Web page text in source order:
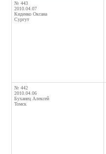
№ 443
2010.04.07
Киденко Оксана
Сургут
№ 442
2010.04.06
Буханец Алексей
Томск